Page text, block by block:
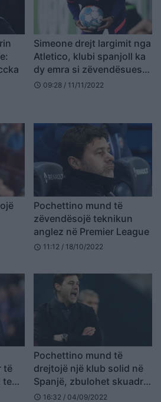
Simeone drejt largimit nga
Atletico, klubi spanjoll ka
dy emra si zëvendësues
të mundshëm
schedule 09:28 / 11/11/2022
Pochettino mund të
zëvendësojë teknikun
anglez në Premier League
schedule 11:12 / 18/10/2022
të
te
Pochettino mund të
drejtojë një klub solid në
Spanjë, zbulohet skuadra
e njohur
schedule 16:32 / 04/09/2022